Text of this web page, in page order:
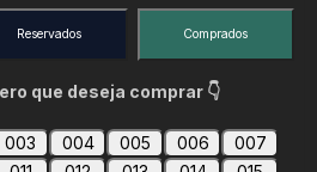
Reservados Comprados
que deseja comprar 👇
003 004 005 006
007